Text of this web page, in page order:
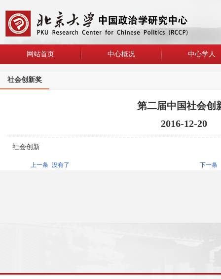
网站首页 中心概况 中心学人
社会创新奖
第二届中国社会创
2016-12-20
社会创新
上一条 没有了 下一条